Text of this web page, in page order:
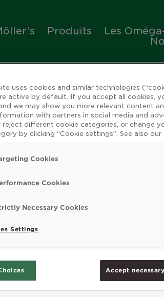
Produits Les
de
MENU
uses cookies and similar technologies
active by default. If you accept all cookies,
we may show you more relevant content
with partners in social media and
reject different cookie categories, or change
by clicking “Cookie settings”. See also our
Cookies
Cookies
Necessary Cookies
Settings
Accept